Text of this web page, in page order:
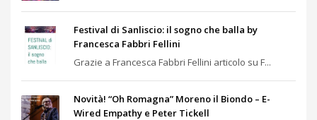
Festival di Sanliscio: il sogno che balla by
Francesca Fabbri Fellini
Grazie a Francesca Fabbri Fellini articolo su F...
Novità! “Oh Romagna” Moreno il Biondo – E-
Wired Empathy e Peter Tickell